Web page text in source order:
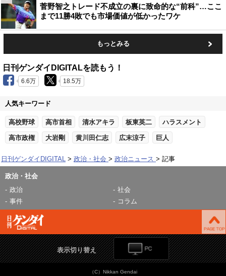
菅野智之トレード不成立の裏に致命的な“前科”…ここ
まで11勝4敗でも市場価値が低かったワケ
もっとみる
日刊ゲンダイDIGITALを読もう！
6.6万 18.5万
人気キーワード
高校野球 高市首相 清水アキラ 板東英二 ハラスメント
高市政権 大岩剛 黄川田仁志 広末涼子 巨人
日刊ゲンダイDIGITAL 政治・社会 政治ニュース 記事
政治・社会
政治
社会
事件
コラム
表示切り替え
（C）Nikkan Gendai